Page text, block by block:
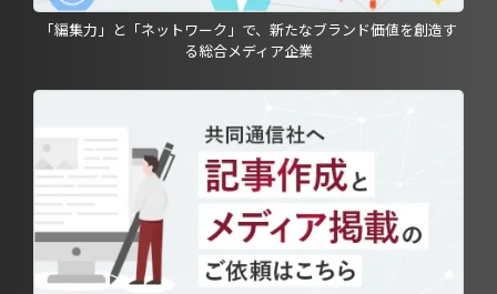
「編集力」と「ネットワーク」で、新たなブランド価値を創造す
る総合メディア企業